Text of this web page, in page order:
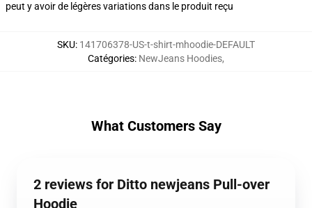
peut y avoir de légères variations dans le produit reçu
SKU: 141706378-US-t-shirt-mhoodie-DEFAULT
Catégories: NewJeans Hoodies,
What Customers Say
2 reviews for Ditto newjeans Pull-over
Hoodie